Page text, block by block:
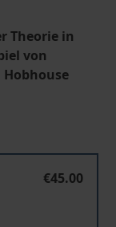
Theorie in
von
€45.00